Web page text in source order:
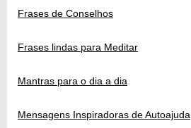
Frases de Conselhos
Frases lindas para Meditar
Mantras para o dia a dia
Mensagens Inspiradoras de Autoajuda